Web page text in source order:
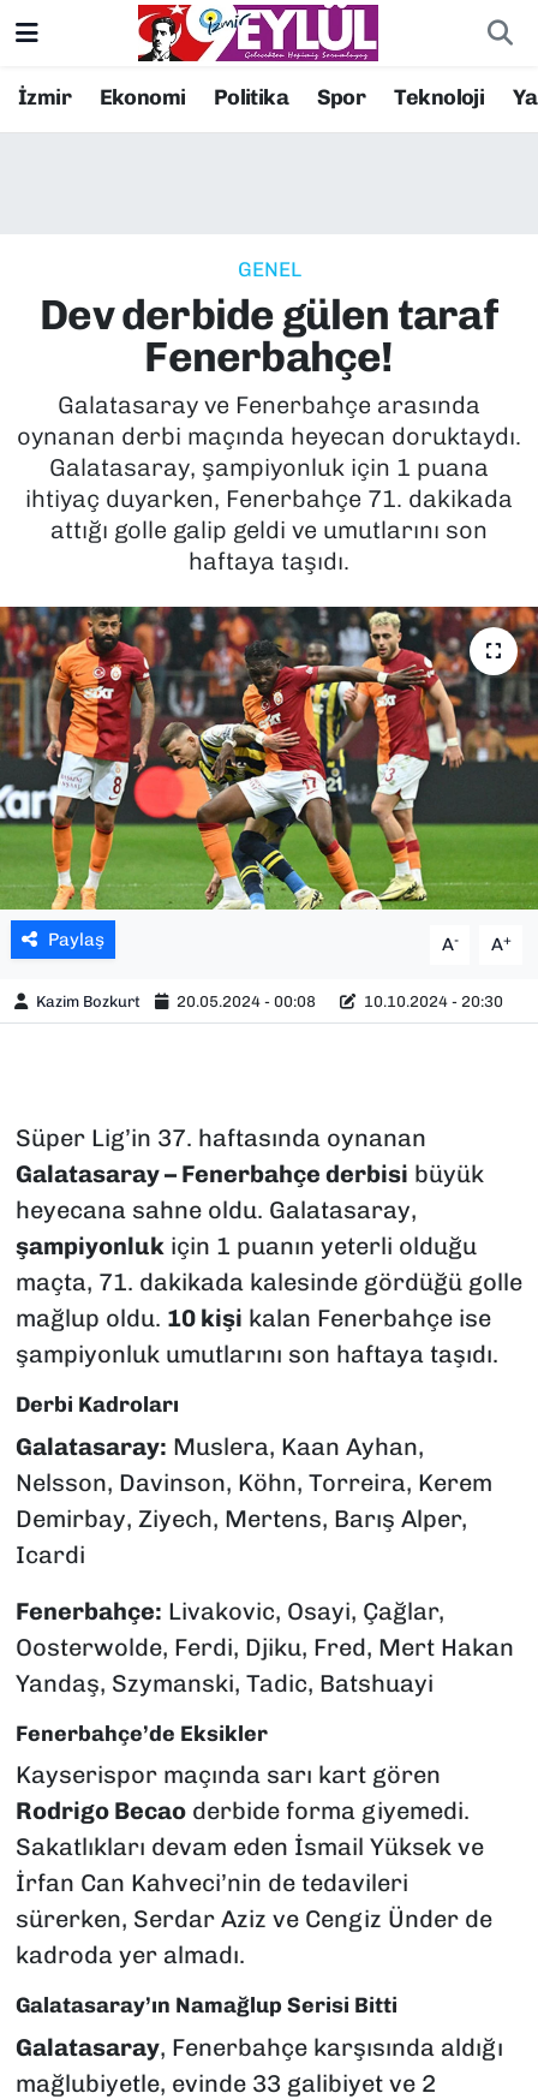
İzmir Ekonomi Politika Spor Teknoloji
GENEL
Dev derbide gülen taraf
Fenerbahçe!
Galatasaray ve Fenerbahçe arasında
oynanan derbi maçında heyecan doruktaydı.
Galatasaray, şampiyonluk için 1 puana
ihtiyaç duyarken, Fenerbahçe 71. dakikada
attığı golle galip geldi ve umutlarını son
haftaya taşıdı.
Paylaş A- A+
Kazim Bozkurt 20.05.2024 - 00:08 10.10.2024 - 20:30
Süper Lig’in 37. haftasında oynanan
Galatasaray – Fenerbahçe derbisi büyük
heyecana sahne oldu. Galatasaray,
şampiyonlukiçin 1 puanın yeterli olduğu
maçta, 71. dakikada kalesinde gördüğü golle
mağlup oldu. 10 kişi kalan Fenerbahçe ise
şampiyonluk umutlarını son haftaya taşıdı.
Derbi Kadroları
Galatasaray: Muslera, Kaan Ayhan,
Nelsson, Davinson, Köhn, Torreira, Kerem
Demirbay, Ziyech, Mertens, Barış Alper,
Icardi
Fenerbahçe: Livakovic, Osayi, Çağlar,
Oosterwolde, Ferdi, Djiku, Fred, Mert Hakan
Yandaş, Szymanski, Tadic, Batshuayi
Fenerbahçe’de Eksikler
Kayserispor maçında sarı kart gören
Rodrigo Becaoderbide forma giyemedi.
Sakatlıkları devam eden İsmail Yüksek ve
İrfan Can Kahveci’nin de tedavileri
sürerken, Serdar Aziz ve Cengiz Ünder de
kadroda yer almadı.
Galatasaray’ın Namağlup Serisi Bitti
Galatasaray, Fenerbahçe karşısında aldığı
mağlubiyetle, evinde 33 galibiyet ve 2
Resmi İlanlar
EKONOMİ
KÜLTÜR SANAT
MAGAZİN
POLİTİKA
SPOR
TEKNOLOJİ
YAŞAM
YEREL YÖNETİMLER
Konak Nöbetçi Eczaneler
Süper Lig Puan Durumu ve Fikstür
Tüm Manşetler
Son Dakika Haberleri
Haber Arşivi